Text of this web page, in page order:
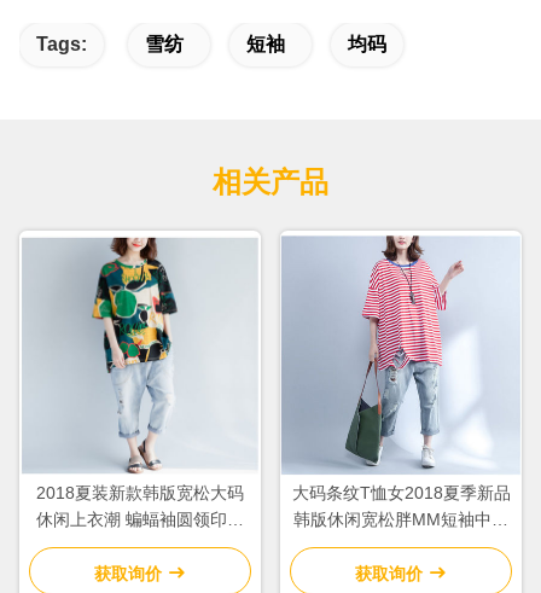
Tags: 雪纺 短袖 均码
相关产品
2018夏装新款韩版宽松大码
休闲上衣潮 蝙蝠袖圆领印花
短袖T恤女
获取询价
大码条纹T恤女2018夏季新品
韩版休闲宽松胖MM短袖中长
上衣
获取询价